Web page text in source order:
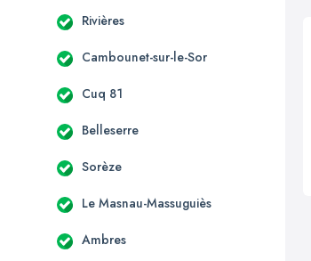
Rivières
Cambounet-sur-le-Sor
Cuq 81
Belleserre
Sorèze
Le Masnau-Massuguiès
Ambres